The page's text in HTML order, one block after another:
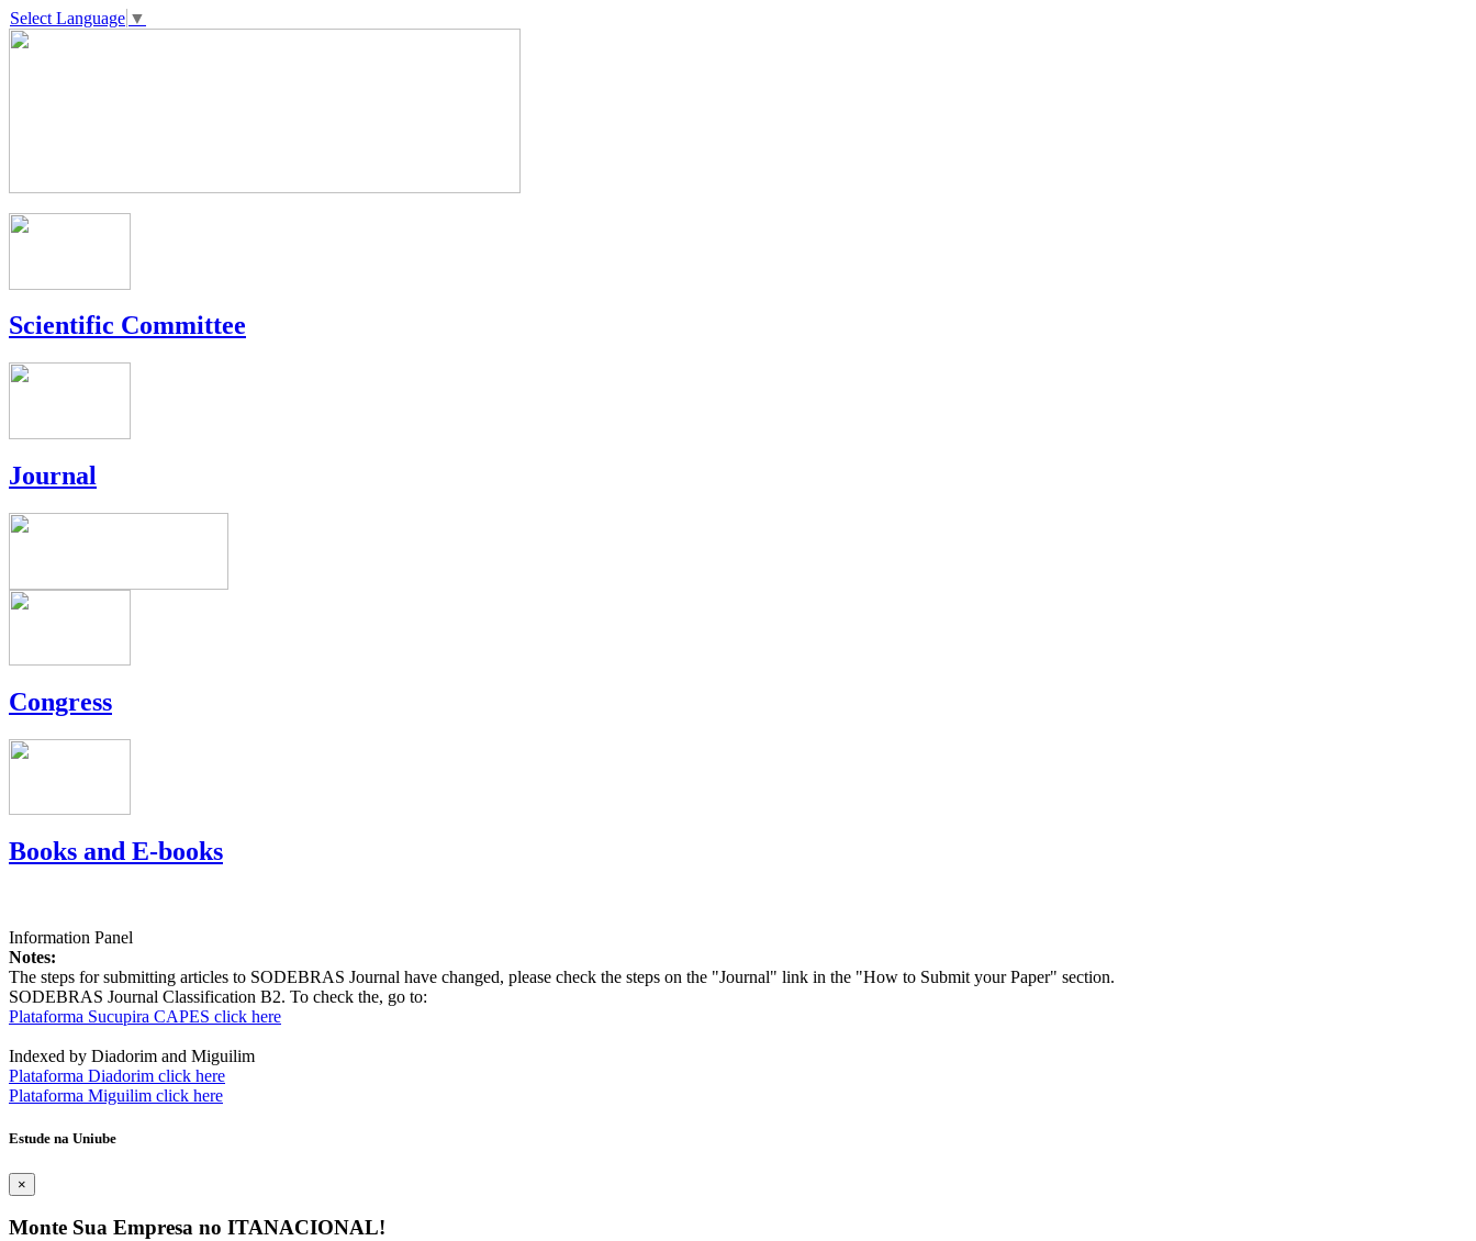
Select Language ▼
Scientific Committee
Journal
Congress
Books and E-books
Information Panel
Notes:
The steps for submitting articles to SODEBRAS Journal have changed, please check the steps on the "Journal" link in the "How to Submit your Paper" section.
SODEBRAS Journal Classification B2. To check the, go to:
Plataforma Sucupira CAPES click here
Indexed by Diadorim and Miguilim
Plataforma Diadorim click here
Plataforma Miguilim click here
Estude na Uniube
×
Monte Sua Empresa no ITANACIONAL!